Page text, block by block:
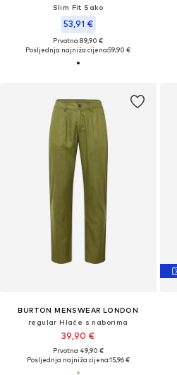
Slim Fit Sako
53,91 €
Prvotno: 89,90 €
Posljednja najniža cijena:59,90 €
BURTON MENSWEAR LONDON
regular Hlače s naborima
39,90 €
Prvotno: 49,90 €
Posljednja najniža cijena:15,96 €